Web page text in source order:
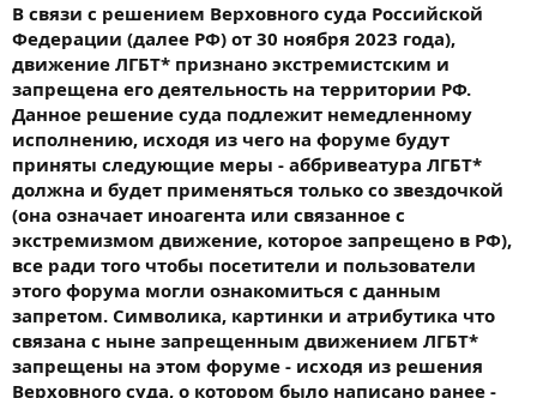
В связи с решением Верховного суда Российской
Федерации (далее РФ) от 30 ноября 2023 года),
движение ЛГБТ* признано экстремистским и
запрещена его деятельность на территории РФ.
Данное решение суда подлежит немедленному
исполнению, исходя из чего на форуме будут
приняты следующие меры - аббривеатура ЛГБТ*
должна и будет применяться только со звездочкой
(она означает иноагента или связанное с
экстремизмом движение, которое запрещено в РФ),
все ради того чтобы посетители и пользователи
этого форума могли ознакомиться с данным
запретом. Символика, картинки и атрибутика что
связана с ныне запрещенным движением ЛГБТ*
запрещены на этом форуме - исходя из решения
Верховного суда, о котором было написано ранее -